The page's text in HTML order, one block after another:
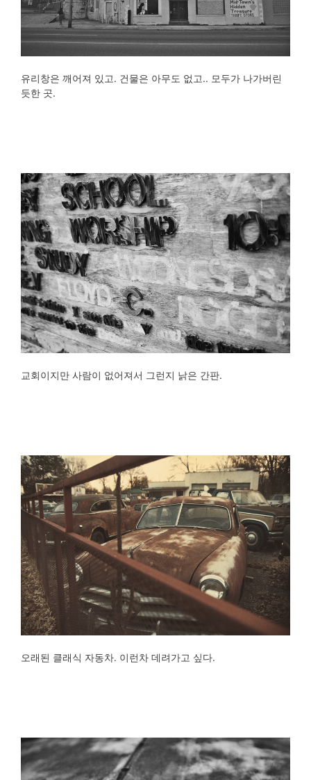
유리창은 깨어져 있고. 건물은 아무도 없고.. 모두가 나가버린
듯한 곳.
교회이지만 사람이 없어져서 그런지 낡은 간판.
오래된 클래식 자동차. 이런차 데려가고 싶다.